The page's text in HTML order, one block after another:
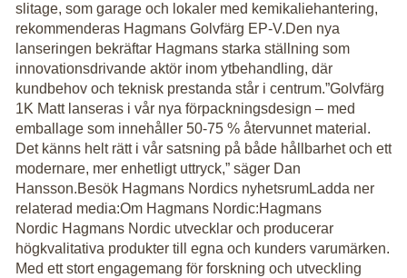
slitage, som garage och lokaler med kemikaliehantering,
rekommenderas Hagmans Golvfärg EP-V.Den nya
lanseringen bekräftar Hagmans starka ställning som
innovationsdrivande aktör inom ytbehandling, där
kundbehov och teknisk prestanda står i centrum.”Golvfärg
1K Matt lanseras i vår nya förpackningsdesign – med
emballage som innehåller 50-75 % återvunnet material.
Det känns helt rätt i vår satsning på både hållbarhet och ett
modernare, mer enhetligt uttryck,” säger Dan
Hansson.Besök Hagmans Nordics nyhetsrumLadda ner
relaterad media:Om Hagmans Nordic:Hagmans
Nordic Hagmans Nordic utvecklar och producerar
högkvalitativa produkter till egna och kunders varumärken.
Med ett stort engagemang för forskning och utveckling